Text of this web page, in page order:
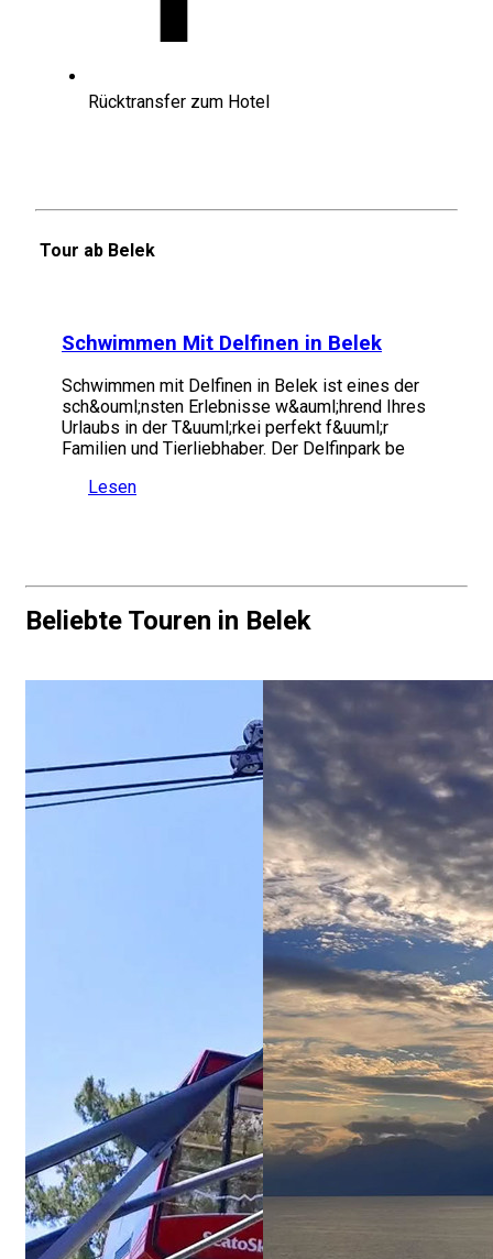
Rücktransfer zum Hotel
Tour ab Belek
Schwimmen Mit Delfinen in Belek
Schwimmen mit Delfinen in Belek ist eines der
sch&ouml;nsten Erlebnisse w&auml;hrend Ihres
Urlaubs in der T&uuml;rkei perfekt f&uuml;r
Familien und Tierliebhaber. Der Delfinpark be
Lesen
Beliebte Touren in Belek